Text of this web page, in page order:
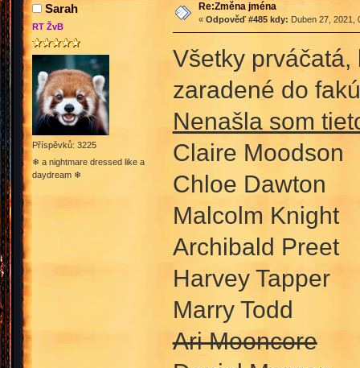
Sarah
RT ŽvB
Příspěvků: 3225
❄ a nightmare dressed like a
daydream ❄
Re:Změna jména
« Odpověď #485 kdy: Duben 27, 2021,
Všetky
zaradené do
Nenašla som
Claire Moodson
Chloe Dawton
Malcolm Knight
Archibald Preet
Harvey Tapper
Marry Todd
Ari Mooncore